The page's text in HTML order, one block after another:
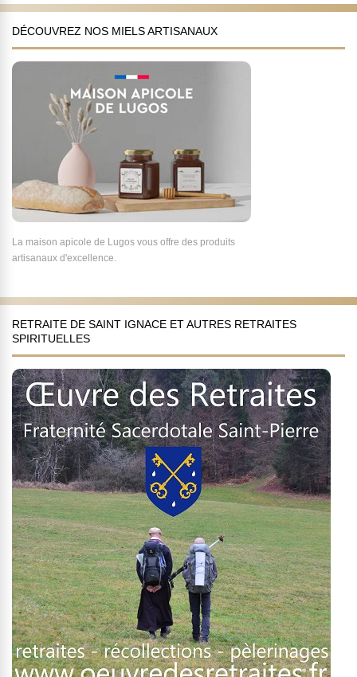
DÉCOUVREZ NOS MIELS ARTISANAUX
La maison apicole de Lugos vous offre des produits
artisanaux d'excellence.
RETRAITE DE SAINT IGNACE ET AUTRES RETRAITES
SPIRITUELLES